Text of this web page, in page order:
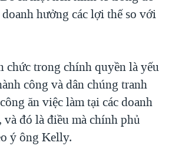
hưởng các lợi thế so với
chức trong chính quyền là yếu
công và dân chúng tranh
ăn việc làm tại các doanh
và đó là điều mà chính phủ
ý ông Kelly.